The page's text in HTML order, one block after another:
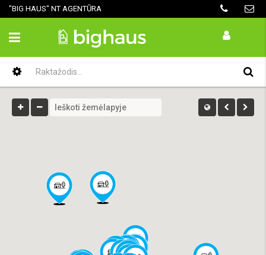
"BIG HAUS" NT AGENTŪRA